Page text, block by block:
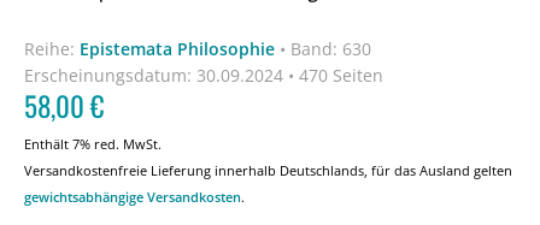
Reihe: Epistemata Philosophie • Band: 630
Erscheinungsdatum: 30.09.2024 • 470 Seiten
58,00€
Enthält 7% red. MwSt.
Versandkostenfreie Lieferung innerhalb Deutschlands, für das Ausland gelten
gewichtsabhängige Versandkosten.